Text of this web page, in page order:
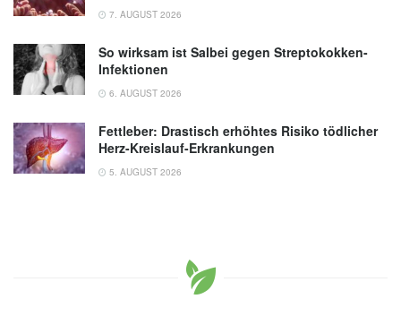
7. AUGUST 2026
So wirksam ist Salbei gegen Streptokokken-
Infektionen
6. AUGUST 2026
Fettleber: Drastisch erhöhtes Risiko tödlicher
Herz-Kreislauf-Erkrankungen
5. AUGUST 2026